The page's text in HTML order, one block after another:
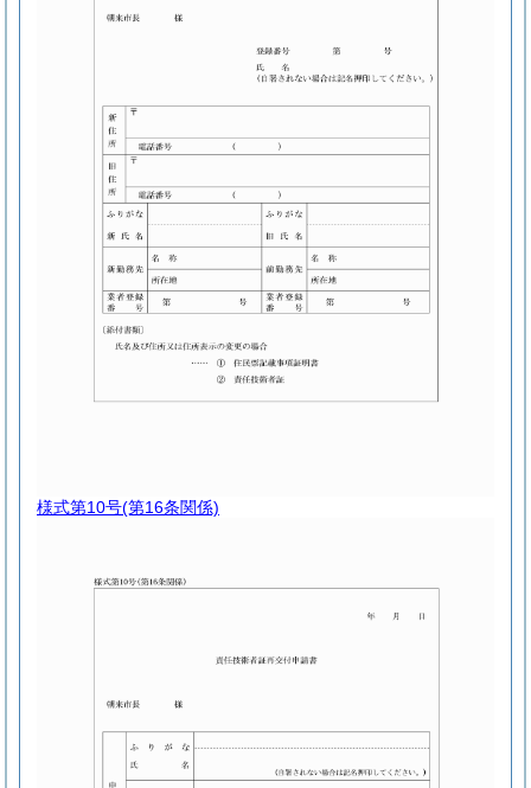
様式第10号(第16条関係)